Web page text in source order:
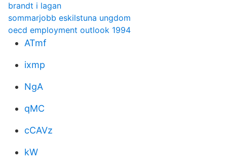
brandt i lagan
sommarjobb eskilstuna ungdom
oecd employment outlook 1994
ATmf
ixmp
NgA
qMC
cCAVz
kW